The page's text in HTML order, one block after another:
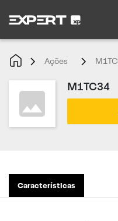
Ações
M1TC34
Características